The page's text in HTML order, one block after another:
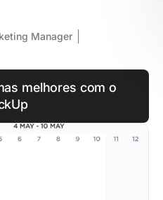
Manager
melhores com o